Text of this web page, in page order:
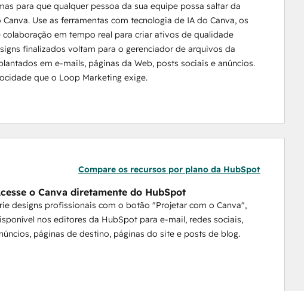
para que qualquer pessoa da sua equipe possa saltar da
Use as ferramentas com tecnologia de IA do Canva, os
em tempo real para criar ativos de qualidade
finalizados voltam para o gerenciador de arquivos da
em e-mails, páginas da Web, posts sociais e anúncios.
que o Loop Marketing exige.
Compare os recursos por plano da HubSpot
o Canva diretamente do HubSpot
designs profissionais com o botão "Projetar com o Canva",
nos editores da HubSpot para e-mail, redes sociais,
páginas de destino, páginas do site e posts de blog.